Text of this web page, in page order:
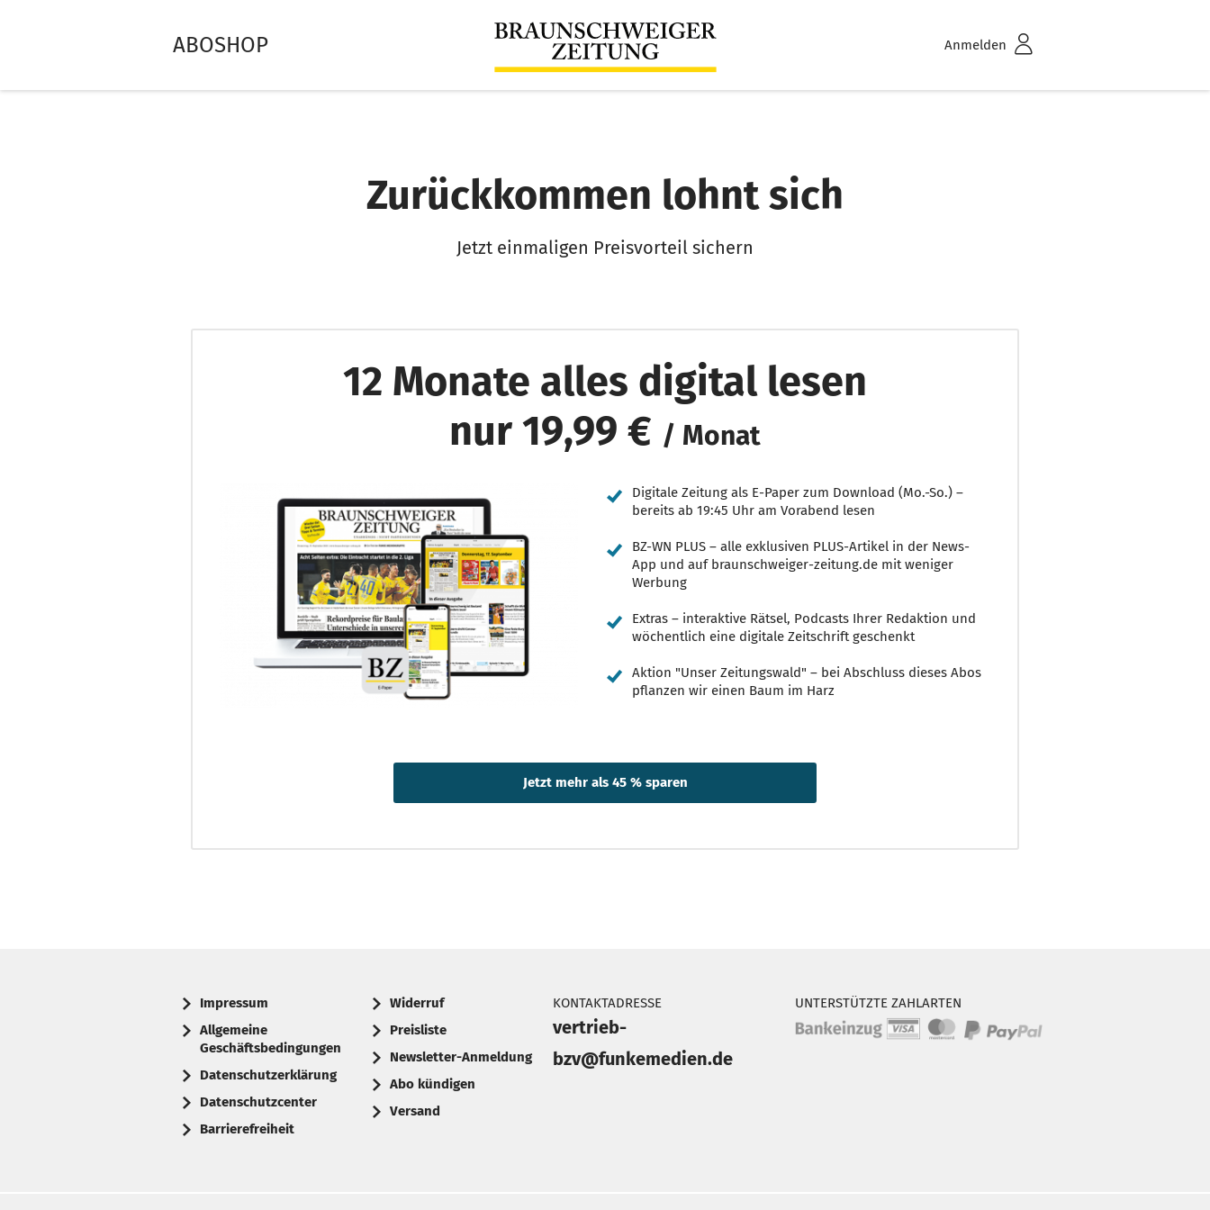
ABOSHOP Anmelden
Zurückkommen lohnt sich
Jetzt einmaligen Preisvorteil sichern
12 Monate alles digital lesen
nur 19,99 € / Monat
Digitale Zeitung als E-Paper zum Download (Mo.-So.) –
bereits ab 19:45 Uhr am Vorabend lesen
BZ-WN PLUS – alle exklusiven PLUS-Artikel in der News-
App und auf braunschweiger-zeitung.de mit weniger
Werbung
Extras – interaktive Rätsel, Podcasts Ihrer Redaktion und
wöchentlich eine digitale Zeitschrift geschenkt
Aktion "Unser Zeitungswald" – bei Abschluss dieses Abos
pflanzen wir einen Baum im Harz
Impressum
Allgemeine
Geschäftsbedingungen
Datenschutzerklärung
Datenschutzcenter
Barrierefreiheit
Widerruf
Preisliste
Newsletter-Anmeldung
Abo kündigen
Versand
KONTAKTADRESSE
vertrieb-
bzv@funkemedien.de
UNTERSTÜTZTE ZAHLARTEN